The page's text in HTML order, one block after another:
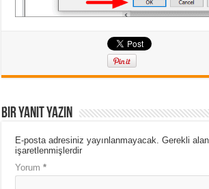
Bir yanıt yazın
E-posta adresiniz yayınlanmayacak. Gerekli
işaretlenmişlerdir
Yorum*